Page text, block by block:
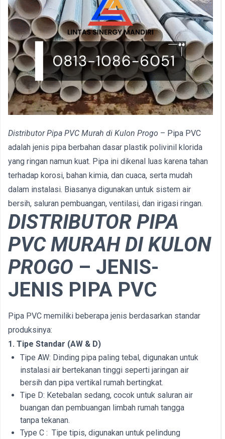
Distributor Pipa PVC Murah di Kulon Progo – Pipa PVC
adalah jenis pipa berbahan dasar plastik polivinil klorida
yang ringan namun kuat. Pipa ini dikenal luas karena tahan
terhadap korosi, bahan kimia, dan cuaca, serta mudah
dalam instalasi. Biasanya digunakan untuk sistem air
bersih, saluran pembuangan, ventilasi, dan irigasi ringan.
DISTRIBUTOR PIPA
PVC MURAH DI KULON
PROGO – JENIS-
JENIS PIPA PVC
Pipa PVC memiliki beberapa jenis berdasarkan standar
produksinya:
1. Tipe Standar (AW & D)
Tipe AW: Dinding pipa paling tebal, digunakan untuk
instalasi air bertekanan tinggi seperti jaringan air
bersih dan pipa vertikal rumah bertingkat.
Tipe D: Ketebalan sedang, cocok untuk saluran air
buangan dan pembuangan limbah rumah tangga
tanpa tekanan.
Type C : Tipe tipis, digunakan untuk pelindung